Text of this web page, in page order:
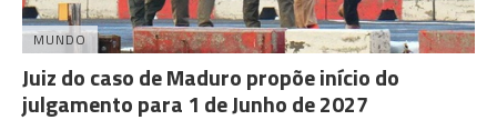
MUNDO
Juiz do caso de Maduro propõe início do
julgamento para 1 de Junho de 2027